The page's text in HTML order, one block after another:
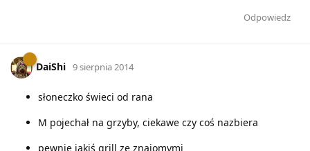
Odpowiedz
DaiShi 9 sierpnia 2014
słoneczko świeci od rana
M pojechał na grzyby, ciekawe czy coś nazbiera
pewnie jakiś grill ze znajomymi